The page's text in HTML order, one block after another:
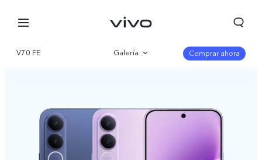
V70 FE Galería
Especificaciones
Comprar ahora